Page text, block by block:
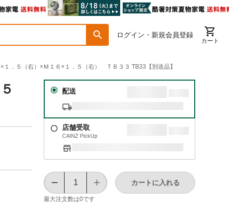
ログイン・新規会員登録
カート
．５（右）×Ｍ１６×１．５（右） ＴＢ３３ TB33【別送品】
配送
店舗受取
CAINZ PickUp
最大注文数は0です
カートに入れる